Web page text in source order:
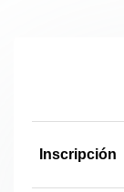
Inscripción